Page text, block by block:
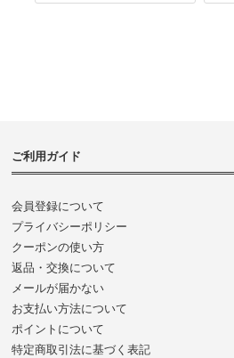
ご利用ガイド
会員登録について
プライバシーポリシー
クーポンの使い方
返品・交換について
メールが届かない
お支払い方法について
ポイントについて
特定商取引法に基づく表記